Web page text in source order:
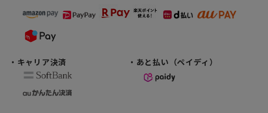
・キャリア決済 ・あと払い（ペイディ）